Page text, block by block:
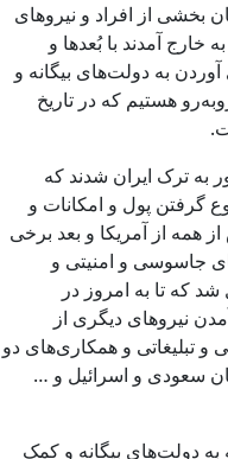
بخشی از افراد و نیروهای
آمدند با بُعدها و
به دولت‌های بیگانه و
هستیم که در تاریخ
به ترک ایران شدند که
گرفتن پول و امکانات و
همه از آمریکا و بعد برخی
جاسوسی و امنیتی و
که تا به امروز در
نیروهای دیگری از
و تبلیغاتی و همکاری‌های دو
سعودی و اسرائیل و …
دولت‌های بیگانه و کمک